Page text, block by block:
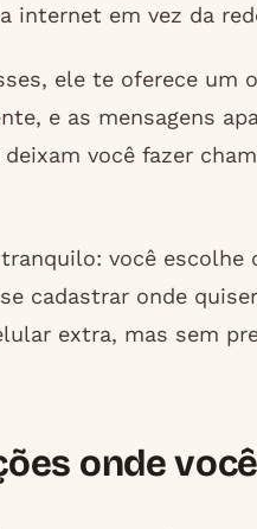
internet em vez da
ele te oferece um
e as mensagens
você fazer
você escolhe
cadastrar onde
extra, mas sem
onde